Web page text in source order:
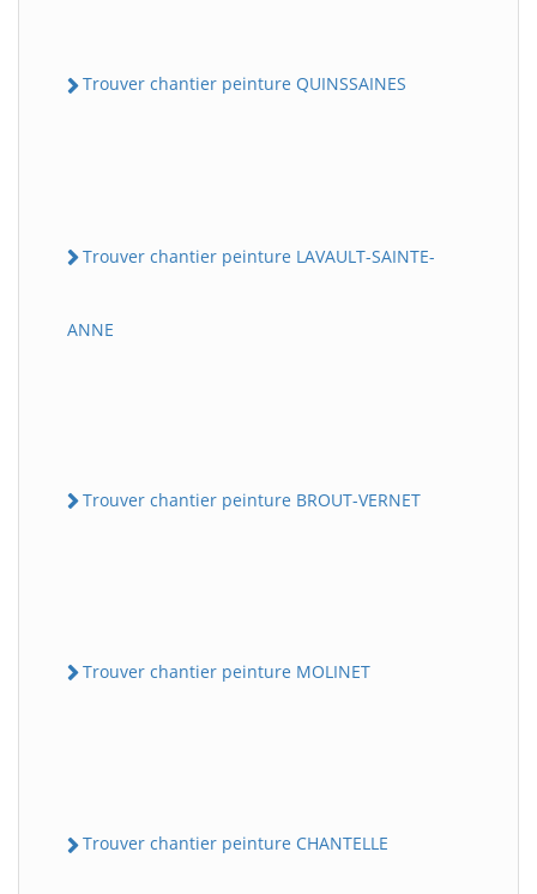
Trouver chantier peinture QUINSSAINES
Trouver chantier peinture LAVAULT-SAINTE-
ANNE
Trouver chantier peinture BROUT-VERNET
Trouver chantier peinture MOLINET
Trouver chantier peinture CHANTELLE